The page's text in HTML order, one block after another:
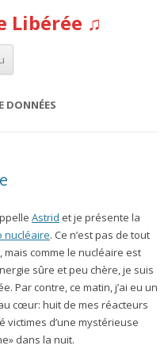
Libérée ♫
Aller au contenu
DONNÉES
Astrid et je présente la
nucléaire. Ce n’est pas de tout
mais comme le nucléaire est
sûre et peu chère, je suis
Par contre, ce matin, j’ai eu un
cœur: huit de mes réacteurs
victimes d’une mystérieuse
dans la nuit.